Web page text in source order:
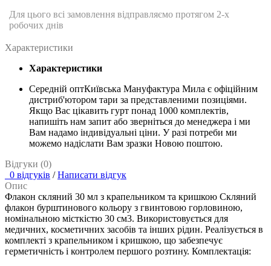
Для цього всі замовлення відправляємо протягом 2-х
робочих днів
Характеристики
Характеристики
Середній оптКиївська Мануфактура Мила є офіційним
дистриб'ютором тари за представленими позиціями.
Якщо Вас цікавить гурт понад 1000 комплектів,
напишіть нам запит або зверніться до менеджера і ми
Вам надамо індивідуальні ціни. У разі потреби ми
можемо надіслати Вам зразки Новою поштою.
Відгуки (0)
0 відгуків / Написати відгук
Опис
Флакон скляний 30 мл з крапельником та кришкою Скляний
флакон бурштинового кольору з гвинтовою горловиною,
номінальною місткістю 30 см3. Використовується для
медичних, косметичних засобів та інших рідин. Реалізується в
комплекті з крапельником і кришкою, що забезпечує
герметичність і контролем першого розтину. Комплектація: